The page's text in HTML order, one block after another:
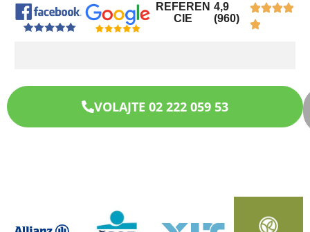
REFEREN
CIE
4,9
(960)
VOLAJTE 02 222 059 53